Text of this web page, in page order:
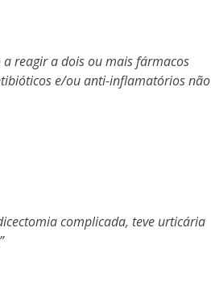
reagir a dois ou mais fármacos
e/ou anti-inflamatórios não
complicada, teve urticária